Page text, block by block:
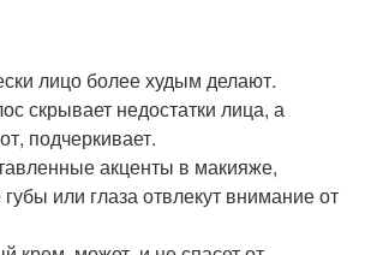
лицо более худым делают.
скрывает недостатки лица, а
подчеркивает.
акценты в макияже,
или глаза отвлекут внимание от